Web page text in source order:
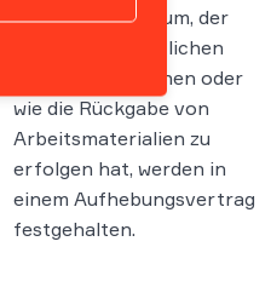
Beendigungsdatum, der
Umgang mit restlichen
Urlaubsansprüchen oder
wie die Rückgabe von
Arbeitsmaterialien zu
erfolgen hat, werden in
einem Aufhebungsvertrag
festgehalten.